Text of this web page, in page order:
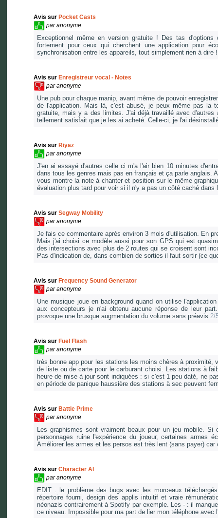
Avis sur Pocket Casts
paranonyme
Exceptionnel même en version gratuite ! Des tas d'options
fortement pour ceux qui cherchent une application pour
synchronisation entre les appareils, tout simplement rien à dire
Avis sur Enregistreur vocal - Notes
paranonyme
Une pub pour chaque manip, avant même de pouvoir
de l'application. Mais là, c'est abusé, je peux même pas
gratuite, mais y a des limites. J'ai déjà travaillé avec
tellement satisfait que je les ai acheté. Celle-ci, je l'ai
Avis sur Riyaz
paranonyme
J'en ai essayé d'autres celle ci m'a l'air bien 10 minutes
dans tous les genres mais pas en français et ça parle anglais.
vous montre la note à chanter et position sur le même
évaluation plus tard pour voir si il n'y a pas un côté caché
Avis sur Segway Mobility
paranonyme
Je fais ce commentaire après environ 3 mois d'utilisation. En
Mais j'ai choisi ce modèle aussi pour son GPS qui est
des intersections avec plus de 2 routes qui se croisent sont
Pas d'indication de, dans combien de sorties il faut sortir (ce
Avis sur Frequency Sound Generator
paranonyme
Une musique joue en background quand on utilise
aux concepteurs je n'ai obtenu aucune réponse de leur
provoque une brusque augmentation du volume sans préavis 2/
Avis sur Fuel Flash
paranonyme
très bonne app pour les stations les moins chères à
de liste ou de carte pour le carburant choisi. Les stations à
heure de mise à jour sont indiquées : si c'est 1 peu daté, ne
en période de panique haussière des stations à sec peuvent
Avis sur Battle Prime
paranonyme
Les graphismes sont vraiment beaux pour un jeu mobile.
personnages ruine l'expérience du joueur, certaines armes
Améliorer les armes et les persos est très lent (sans payer)
Avis sur Character AI
paranonyme
EDIT : le problème des bugs avec les morceaux
répertoire fourni, design des applis intuitif et vraie
néonazis contrairement à Spotify par exemple. Les - : il
ce niveau. Impossible pour ma part de lier mon téléphone